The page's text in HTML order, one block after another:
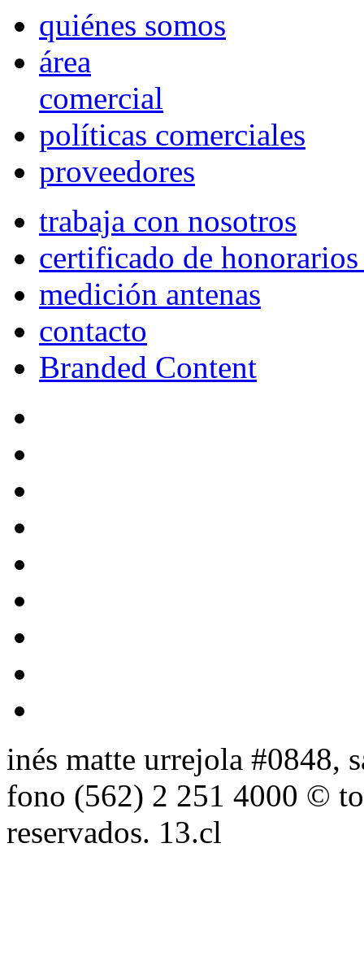
quiénes somos
área
comercial
políticas comerciales
proveedores
trabaja con nosotros
certificado de
medición antenas
contacto
Branded Content
inés matte urrejola #0848,
fono (562) 2 251 4000 ©
reservados. 13.cl